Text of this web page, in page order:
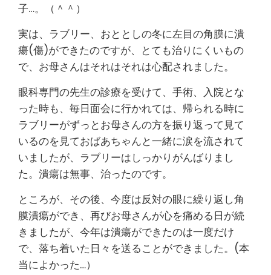
子…。（＾＾）
実は、ラブリー、おととしの冬に左目の角膜に潰
瘍(傷)ができたのですが、とても治りにくいもの
で、お母さんはそれはそれは心配されました。
眼科専門の先生の診療を受けて、手術、入院とな
った時も、毎日面会に行かれては、帰られる時に
ラブリーがずっとお母さんの方を振り返って見て
いるのを見ておばあちゃんと一緒に涙を流されて
いましたが、ラブリーはしっかりがんばりまし
た。潰瘍は無事、治ったのです。
ところが、その後、今度は反対の眼に繰り返し角
膜潰瘍ができ、再びお母さんが心を痛める日が続
きましたが、今年は潰瘍ができたのは一度だけ
で、落ち着いた日々を送ることができました。(本
当によかった…）